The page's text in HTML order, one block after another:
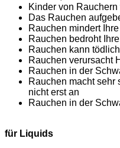
Kinder von
Das Rauchen
Rauchen mindert
Rauchen bedroht
Rauchen kann
Rauchen verursacht
Rauchen in der
Rauchen macht
nicht erst an
Rauchen in der
für Liquids